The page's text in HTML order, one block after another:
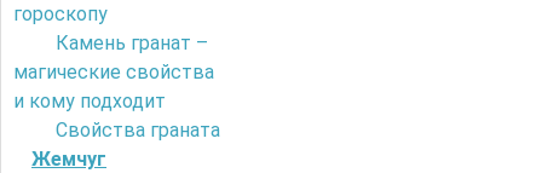
гороскопу
Камень гранат –
магические свойства
и кому подходит
Свойства граната
Жемчуг